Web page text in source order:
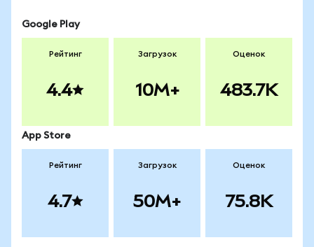
Google Play
Рейтинг
4.4
Загрузок
10M+
Оценок
483.7K
App Store
Рейтинг
4.7
Загрузок
50M+
Оценок
75.8K